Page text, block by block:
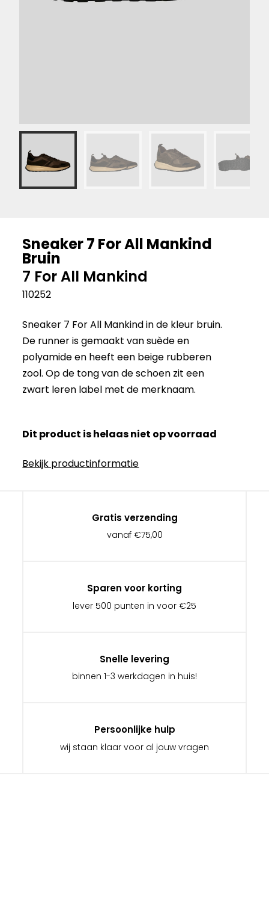
Sneaker 7 For All Mankind
Bruin
7 For All Mankind
110252
Sneaker 7 For All Mankind in de kleur bruin.
De runner is gemaakt van suède en
polyamide en heeft een beige rubberen
zool. Op de tong van de schoen zit een
zwart leren label met de merknaam.
Dit product is helaas niet op voorraad
Bekijk productinformatie
Gratis verzending
vanaf €75,00
Sparen voor korting
lever 500 punten in voor €25
Snelle levering
binnen 1-3 werkdagen in huis!
Persoonlijke hulp
wij staan klaar voor al jouw vragen